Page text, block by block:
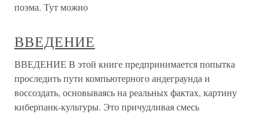
поэма. Тут можно
ВВЕДЕНИЕ
ВВЕДЕНИЕ В этой книге предпринимается попытка
проследить пути компьютерного андеграунда и
воссоздать, основываясь на реальных фактах, картину
киберпанк-культуры. Это причудливая смесь